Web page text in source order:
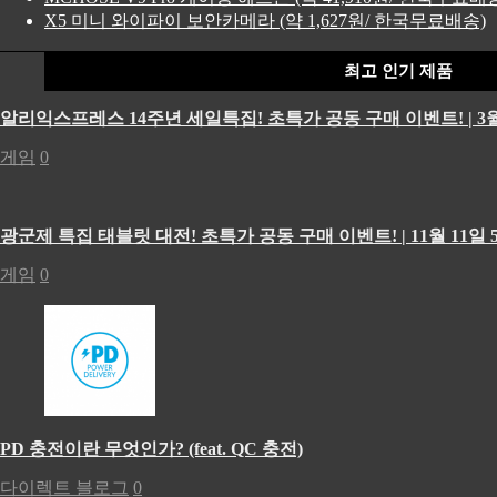
X5 미니 와이파이 보안카메라 (약 1,627원/ 한국무료배송)
최고 인기 제품
알리익스프레스 14주년 세일특집! 초특가 공동 구매 이벤트! | 3
게임 0
광군제 특집 태블릿 대전! 초특가 공동 구매 이벤트! | 11월 11일
게임 0
PD 충전이란 무엇인가? (feat. QC 충전)
다이렉트 블로그 0